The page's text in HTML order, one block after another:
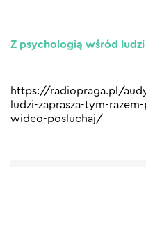
Z psychologią wśród
https://radiopraga.pl/
ludzi-zaprasza-tym-
wideo-posluchaj/